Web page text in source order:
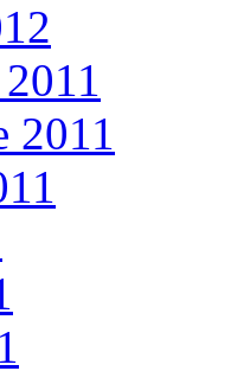
2011